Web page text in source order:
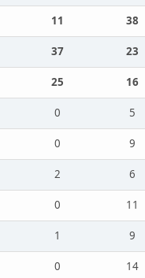
11
38
37
23
25
16
0
5
0
9
2
6
0
11
1
9
0
14